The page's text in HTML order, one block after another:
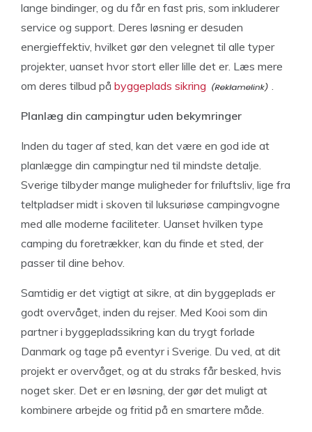
lange bindinger, og du får en fast pris, som inkluderer
service og support. Deres løsning er desuden
energieffektiv, hvilket gør den velegnet til alle typer
projekter, uanset hvor stort eller lille det er. Læs mere
om deres tilbud på byggeplads sikring .
Planlæg din campingtur uden bekymringer
Inden du tager af sted, kan det være en god ide at
planlægge din campingtur ned til mindste detalje.
Sverige tilbyder mange muligheder for friluftsliv, lige fra
teltpladser midt i skoven til luksuriøse campingvogne
med alle moderne faciliteter. Uanset hvilken type
camping du foretrækker, kan du finde et sted, der
passer til dine behov.
Samtidig er det vigtigt at sikre, at din byggeplads er
godt overvåget, inden du rejser. Med Kooi som din
partner i byggepladssikring kan du trygt forlade
Danmark og tage på eventyr i Sverige. Du ved, at dit
projekt er overvåget, og at du straks får besked, hvis
noget sker. Det er en løsning, der gør det muligt at
kombinere arbejde og fritid på en smartere måde.